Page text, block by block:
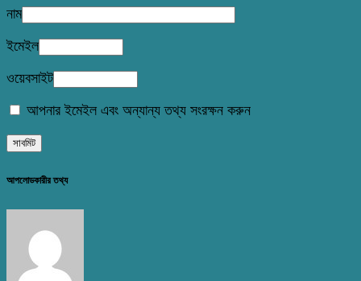
নাম
ইমেইল
ওয়েবসাইট
আপনার ইমেইল এবং অন্যান্য তথ্য সংরক্ষন করুন
আপলোডকারীর তথ্য